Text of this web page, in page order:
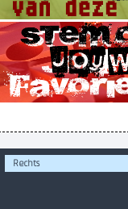
Rechts